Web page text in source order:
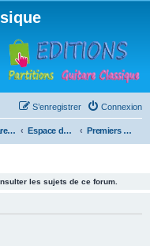
Connexion
S’enregistrer
La guitare : instrument, cours et théorie Espace débutants Premiers essais
les sujets de ce forum.